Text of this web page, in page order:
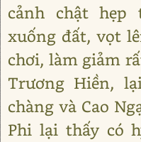
cảnh chật hẹp
xuống đất, vọt
chơi, làm giảm
Trương Hiền,
chàng và Cao
Phi lại thấy có